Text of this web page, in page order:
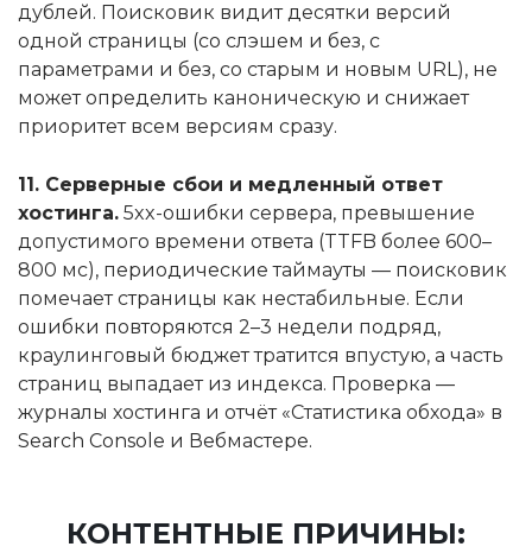
дублей. Поисковик видит десятки версий
одной страницы (со слэшем и без, с
параметрами и без, со старым и новым URL), не
может определить каноническую и снижает
приоритет всем версиям сразу.
11. Серверные сбои и медленный ответ
хостинга. 5xx-ошибки сервера, превышение
допустимого времени ответа (TTFB более 600–
800 мс), периодические таймауты — поисковик
помечает страницы как нестабильные. Если
ошибки повторяются 2–3 недели подряд,
краулинговый бюджет тратится впустую, а часть
страниц выпадает из индекса. Проверка —
журналы хостинга и отчёт «Статистика обхода» в
Search Console и Вебмастере.
КОНТЕНТНЫЕ ПРИЧИНЫ: